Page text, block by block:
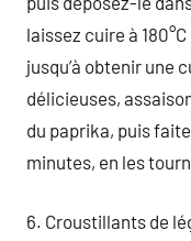
laissez cuire à
jusqu’à obtenir une
délicieuses,
du paprika, puis
minutes, en les
6. Croustillants de